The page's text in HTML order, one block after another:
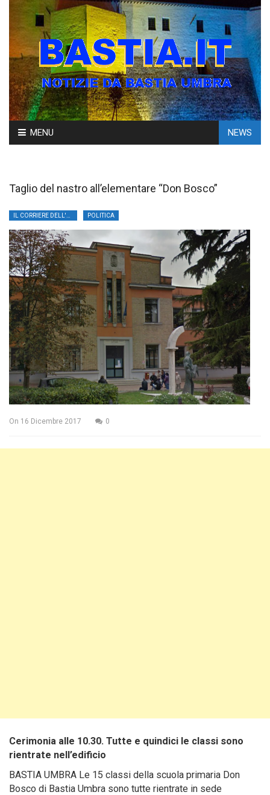
Skip
to
MENU NEWS
Taglio del nastro all’elementare “Don Bosco”
POLITICA
On 16 Dicembre 2017 0
Cerimonia alle 10.30. Tutte e quindici le classi sono
rientrate nell’edificio
BASTIA UMBRA Le 15 classi della scuola primaria Don
Bosco di Bastia Umbra sono tutte rientrate in sede